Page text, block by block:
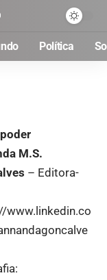
Política
M.S.
– Editora-
www.linkedin.co